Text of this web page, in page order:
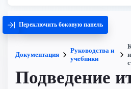
Переключить боковую панель
Документация
Руководства и
учебники
Подведение